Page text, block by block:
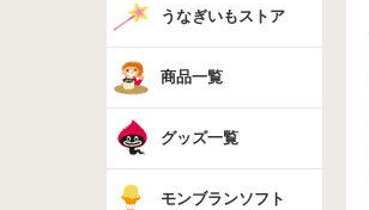
うなぎいもストア
商品一覧
グッズ一覧
モンブランソフト